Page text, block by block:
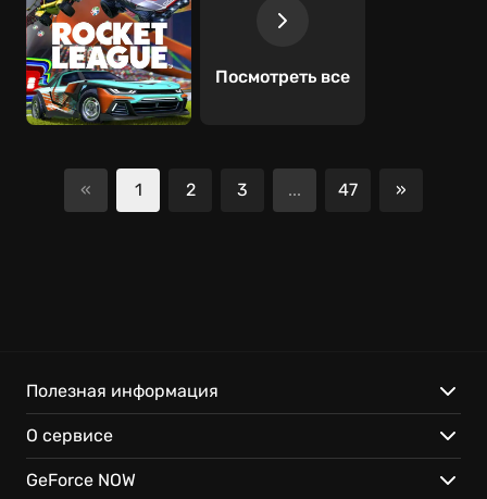
Посмотреть все
« 1 2 3 ... 47 »
Полезная информация
О сервисе
GeForce NOW